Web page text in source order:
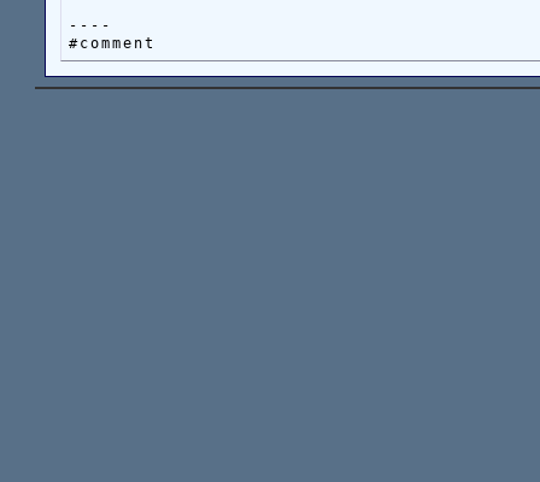
----